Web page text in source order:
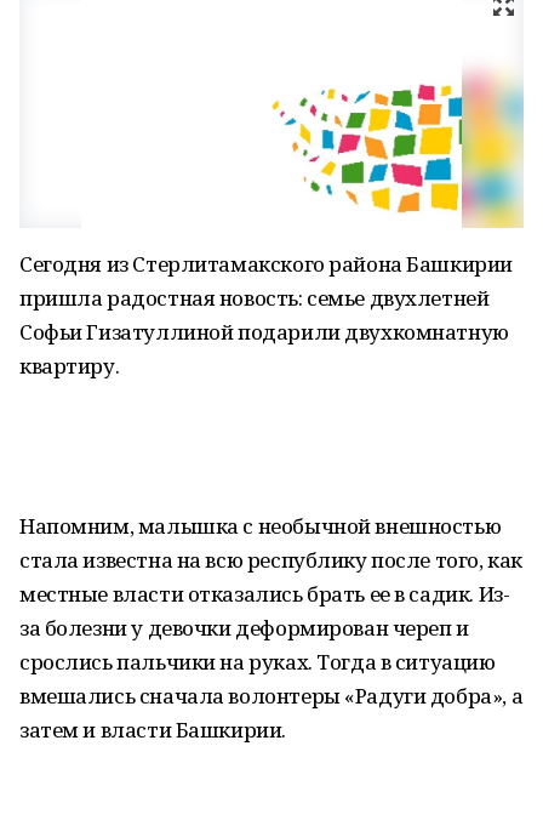
Сегодня из Стерлитамакского района Башкирии
пришла радостная новость: семье двухлетней
Софьи Гизатуллиной подарили двухкомнатную
квартиру.
Напомним, малышка с необычной внешностью
стала известна на всю республику после того, как
местные власти отказались брать ее в садик. Из-
за болезни у девочки деформирован череп и
срослись пальчики на руках. Тогда в ситуацию
вмешались сначала волонтеры «Радуги добра», а
затем и власти Башкирии.